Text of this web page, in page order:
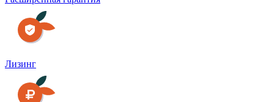
Лизинг